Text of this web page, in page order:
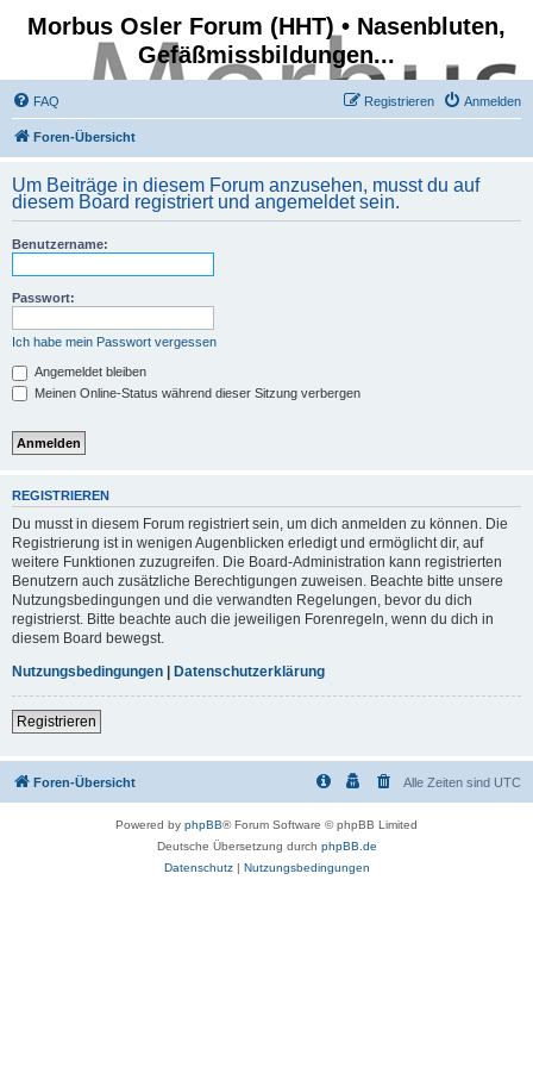
Morbus Osler Forum (HHT) • Nasenbluten,
Gefäßmissbildungen...
FAQ Anmelden
Registrieren
Foren-Übersicht
Um Beiträge in diesem Forum anzusehen, musst du auf
diesem Board registriert und angemeldet sein.
Benutzername:
Passwort:
Ich habe mein Passwort vergessen
Angemeldet bleiben
Meinen Online-Status während dieser Sitzung verbergen
REGISTRIEREN
Du musst in diesem Forum registriert sein, um dich anmelden zu können. Die
Registrierung ist in wenigen Augenblicken erledigt und ermöglicht dir, auf
weitere Funktionen zuzugreifen. Die Board-Administration kann registrierten
Benutzern auch zusätzliche Berechtigungen zuweisen. Beachte bitte unsere
Nutzungsbedingungen und die verwandten Regelungen, bevor du dich
registrierst. Bitte beachte auch die jeweiligen Forenregeln, wenn du dich in
diesem Board bewegst.
Nutzungsbedingungen | Datenschutzerklärung
Registrieren
Foren-Übersicht Alle Zeiten sind UTC
Powered by phpBB® Forum Software © phpBB Limited
Deutsche Übersetzung durch phpBB.de
Datenschutz| Nutzungsbedingungen